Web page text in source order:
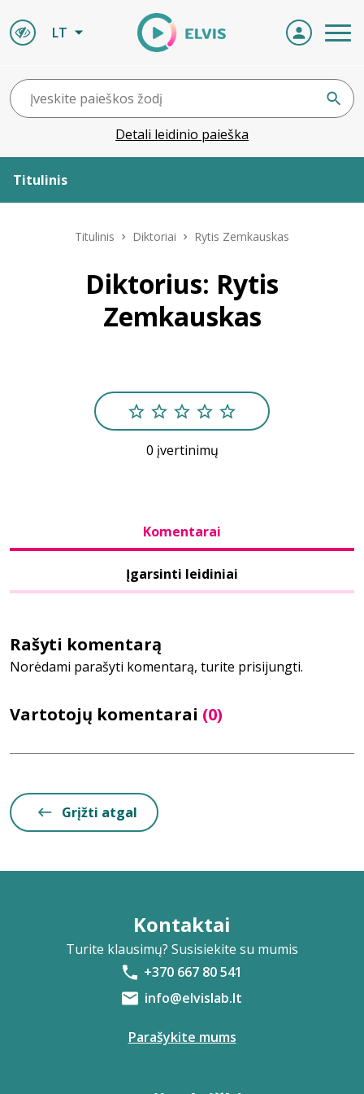
LT
Detali leidinio paieška
Titulinis
ELVIS atvyksta
Bibliotekoms
info@elvislab.lt
Titulinis Diktoriai Rytis Zemkauskas
Diktorius: Rytis
Zemkauskas
0 įvertinimų
Komentarai
Įgarsinti leidiniai
Vartotojų komentarai (0)
Rašyti komentarą
Norėdami parašyti komentarą, turite prisijungti.
Grįžti atgal
Kontaktai
Turite klausimų? Susisiekite su mumis
+370 667 80 541
info@elvislab.lt
Parašykite mums